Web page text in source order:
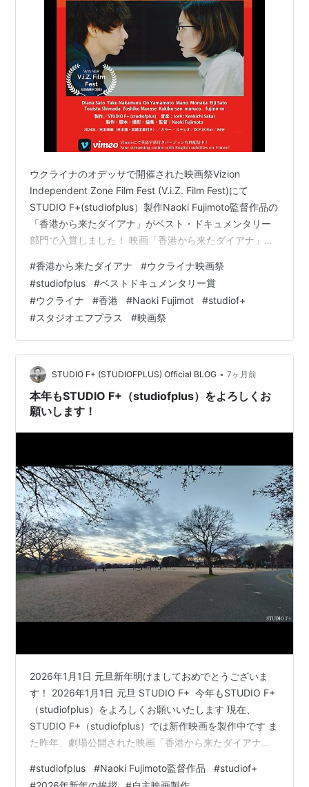
ウクライナのオデッサで開催された映画祭Vizion
Independent Zone Film Fest (V.i.Z. Film Fest)にて
STUDIO F+(studiofplus）製作Naoki Fujimoto監督作品の
「香港から来たダイアナ」がベスト・ドキュメンタリー
部門で入賞しました！ 映画「香港から来たダイアナ」国
りますが一部海外の映画祭のカテゴリーでは「ドキュド
ラマ」部門がないため「ドキュメンタリー」作品部門と
して出品しています 以下のポスターはインターナショナ
ル版公式ポスターです Vizion Independent …
#香港から来たダイアナ #ウクライナ映画祭
#studiofplus #ベストドキュメンタリー賞
#ウクライナ #香港 #Naoki Fujimot #studiof+
#スタジオエフプラス #映画祭
STUDIO F+ (STUDIOFPLUS) Official BLOG • 7ヶ月前
本年もSTUDIO F+（studiofplus）をよろしくお
願いします！
2026年1月1日 元旦新年明けましておめでとうございま
す！ 2026年1月1日 元旦 STUDIO F+ ​​​​​​​ 今年もSTUDIO F+
（studiofplus）をよろしくお願いいたします 現在、
STUDIO F+（studiofplus）では新作映画を製作中です ま
た昨年、劇場公開された映画「香港から来たダイアナ」
信中です！ 映画「香港から来たダイアナ」公式サイトは
#studiofplus #Naoki Fujimoto監督作品 #studiof+